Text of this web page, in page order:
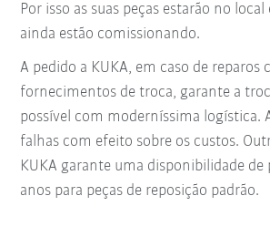
Por isso as suas peças estarão no
ainda estão comissionando.
A pedido a KUKA, em caso de reparos
fornecimentos de troca, garante a
possível com moderníssima logística.
falhas com efeito sobre os custos.
KUKA garante uma disponibilidade de
anos para peças de reposição padrão.